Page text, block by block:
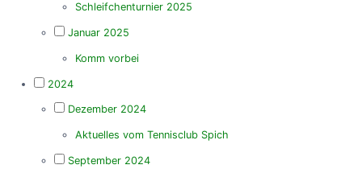
Schleifchenturnier 2025
Januar 2025
Komm vorbei
2024
Dezember 2024
Aktuelles vom Tennisclub Spich
September 2024